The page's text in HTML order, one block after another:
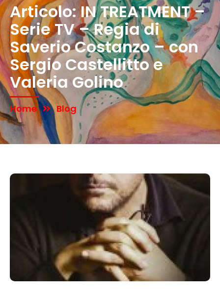
Articolo: IN TREATMENT –
Serie TV – Regia di
Saverio Costanzo – con
Sergio Castellitto e
Valeria Golino
Home Blog